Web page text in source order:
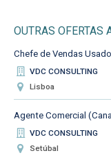
OUTRAS OFERTAS
Chefe de Vendas
VDC CONSULTING
Lisboa
Agente Comercial
VDC CONSULTING
Setúbal